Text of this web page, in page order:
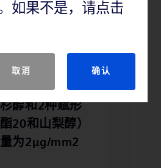
醇和2种赋形
20和山梨醇）
为2μg/mm2
如果不是，请点击
取消 确认